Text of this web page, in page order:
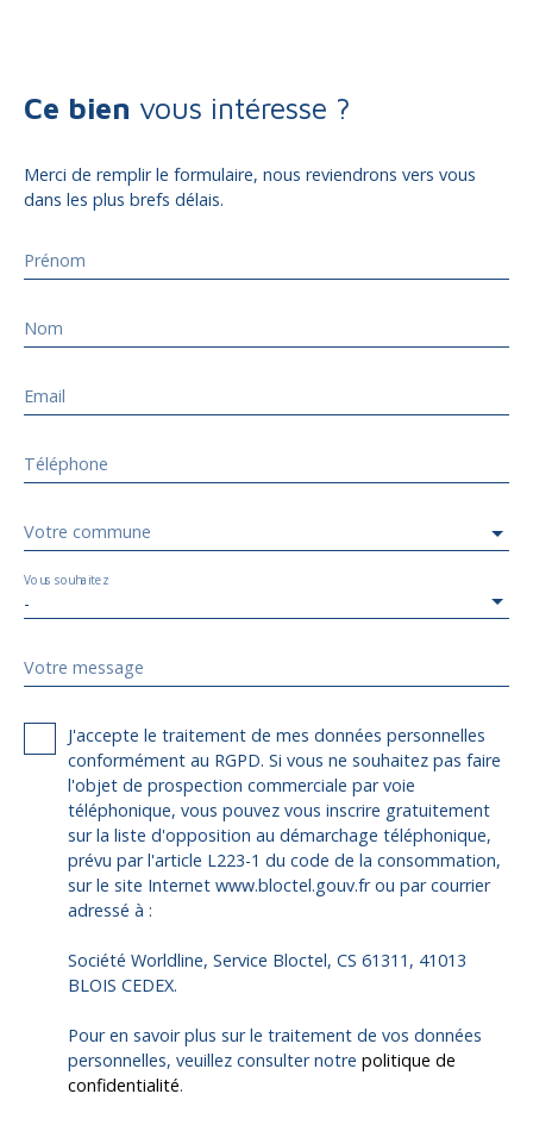
Ce bien vous intéresse ?
Merci de remplir le formulaire, nous reviendrons vers vous
dans les plus brefs délais.
Prénom
Nom
Email
Téléphone
Votre commune
-
Vous souhaitez
Votre message
J'accepte le traitement de mes données personnelles
conformément au RGPD. Si vous ne souhaitez pas faire
l'objet de prospection commerciale par voie
téléphonique, vous pouvez vous inscrire gratuitement
sur la liste d'opposition au démarchage téléphonique,
prévu par l'article L223-1 du code de la consommation,
sur le site Internet www.bloctel.gouv.fr ou par courrier
adressé à :
Société Worldline, Service Bloctel, CS 61311, 41013
BLOIS CEDEX.
Pour en savoir plus sur le traitement de vos données
personnelles, veuillez consulter notre politique de
confidentialité.